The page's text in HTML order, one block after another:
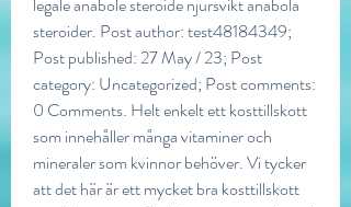
steroider. Post author: test48184349;
Post published: 27 May / 23; Post
category: Uncategorized; Post comments:
0 Comments. Helt enkelt ett kosttillskott
som innehåller många vitaminer och
mineraler som kvinnor behöver. Vi tycker
att det här är ett mycket bra kosttillskott